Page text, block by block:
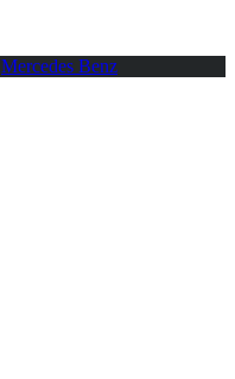
Mercedes Benz